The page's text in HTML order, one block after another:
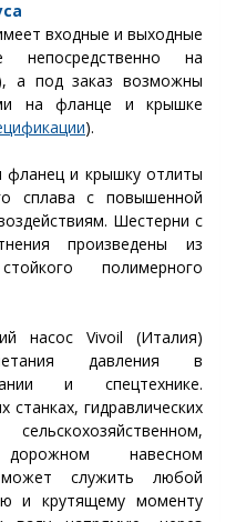
входные и выходные
непосредственно на
а под заказ возможны
на фланце и крышке
).
фланец и крышку отлиты
сплава с повышенной
Шестерни с
произведены из
полимерного
насос Vivoil (Италия)
давления в
и спецтехнике.
гидравлических
навесном
служить любой
и крутящему моменту